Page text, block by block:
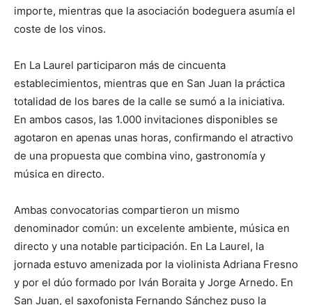
importe, mientras que la asociación bodeguera asumía el
coste de los vinos.
En La Laurel participaron más de cincuenta
establecimientos, mientras que en San Juan la práctica
totalidad de los bares de la calle se sumó a la iniciativa.
En ambos casos, las 1.000 invitaciones disponibles se
agotaron en apenas unas horas, confirmando el atractivo
de una propuesta que combina vino, gastronomía y
música en directo.
Ambas convocatorias compartieron un mismo
denominador común: un excelente ambiente, música en
directo y una notable participación. En La Laurel, la
jornada estuvo amenizada por la violinista Adriana Fresno
y por el dúo formado por Iván Boraita y Jorge Arnedo. En
San Juan, el saxofonista Fernando Sánchez puso la